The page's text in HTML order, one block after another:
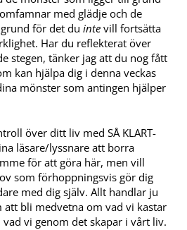
med glädje och de
för det du inte vill fortsätta
Har du reflekterat över
stegen, tänker jag att du nog fått
kan hjälpa dig i denna veckas
mönster som antingen hjälper
över ditt liv med SÅ KLART-
läsare/lyssnare att borra
för att göra här, men vill
som förhoppningsvis gör dig
med dig själv. Allt handlar ju
att bli medvetna om vad vi kastar
vi genom det skapar i vårt liv.